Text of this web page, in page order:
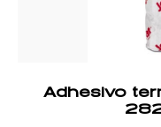
Adhesivo